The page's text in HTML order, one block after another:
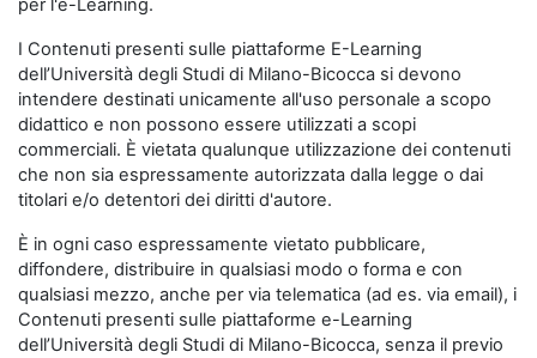
per l'e-Learning.
I Contenuti presenti sulle piattaforme E-Learning
dell’Università degli Studi di Milano-Bicocca si devono
intendere destinati unicamente all'uso personale a scopo
didattico e non possono essere utilizzati a scopi
commerciali. È vietata qualunque utilizzazione dei contenuti
che non sia espressamente autorizzata dalla legge o dai
titolari e/o detentori dei diritti d'autore.
È in ogni caso espressamente vietato pubblicare,
diffondere, distribuire in qualsiasi modo o forma e con
qualsiasi mezzo, anche per via telematica (ad es. via email), i
Contenuti presenti sulle piattaforme e-Learning
dell’Università degli Studi di Milano-Bicocca, senza il previo